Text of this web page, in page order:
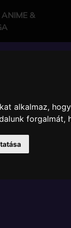
alkalmaz,
&
- FOCI